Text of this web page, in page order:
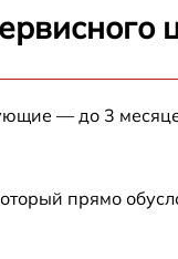
от
— до 3
прямо